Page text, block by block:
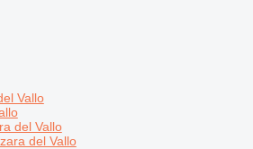
Vallo
del Vallo
del Vallo